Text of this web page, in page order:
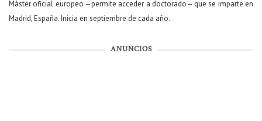
Máster oficial europeo —permite acceder a doctorado— que se imparte en
Madrid, España. Inicia en septiembre de cada año.
ANUNCIOS